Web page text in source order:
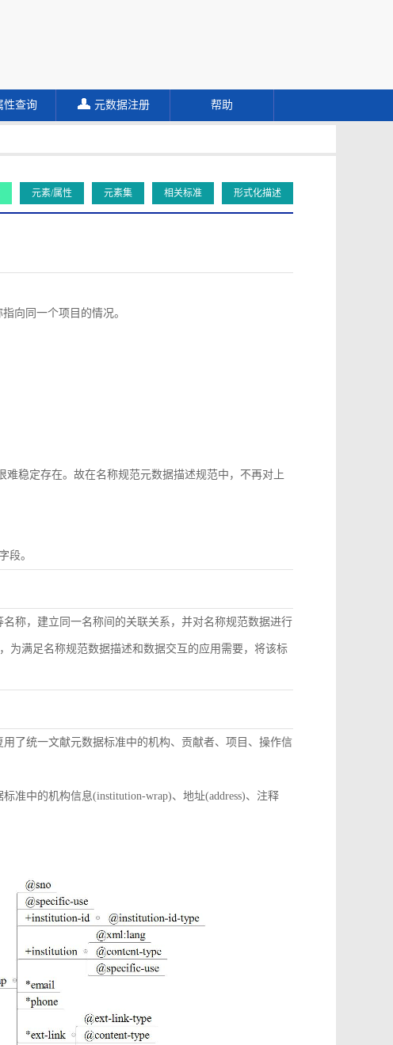
性查询 元数据注册 帮助
元素/属性 元素集 相关标准 形式化描述
向同一个项目的情况。
难稳定存在。故在名称规范元数据描述规范中，不再对上
段。
称，建立同一名称间的关联关系，并对名称规范数据进行
为满足名称规范数据描述和数据交互的应用需要，将该标
了统一文献元数据标准中的机构、贡献者、项目、操作信
准中的机构信息(institution-wrap)、地址(address)、注释